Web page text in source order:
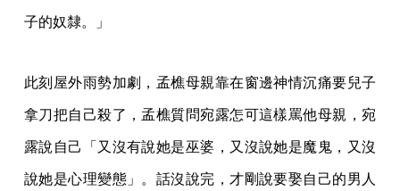
子的奴隸。」
此刻屋外雨勢加劇，孟樵母親靠在窗邊神情沉痛要兒子
拿刀把自己殺了，孟樵質問宛露怎可這樣罵他母親，宛
露說自己「又沒有說她是巫婆，又沒說她是魔鬼，又沒
說她是心理變態」。話沒說完，才剛說要娶自己的男人